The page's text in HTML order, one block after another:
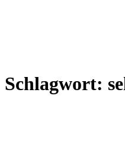
Schlagwort: